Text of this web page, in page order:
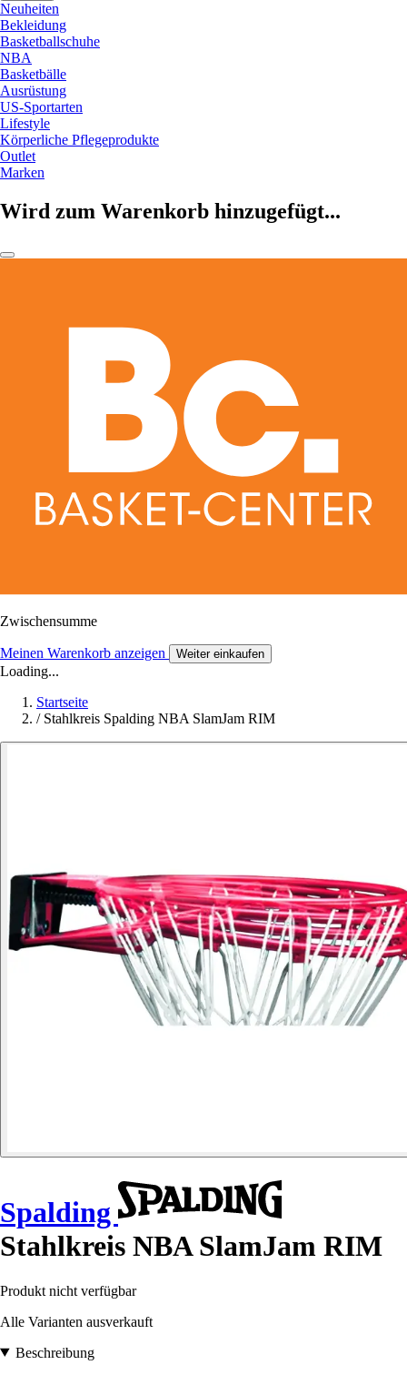
Neuheiten
Bekleidung
Basketballschuhe
NBA
Basketbälle
Ausrüstung
US-Sportarten
Lifestyle
Körperliche Pflegeprodukte
Outlet
Marken
Wird zum Warenkorb hinzugefügt...
Zwischensumme
Meinen Warenkorb anzeigen Weiter einkaufen
Loading...
Startseite
/ Stahlkreis Spalding NBA SlamJam RIM
Spalding
Stahlkreis NBA SlamJam RIM
Produkt nicht verfügbar
Alle Varianten ausverkauft
Beschreibung